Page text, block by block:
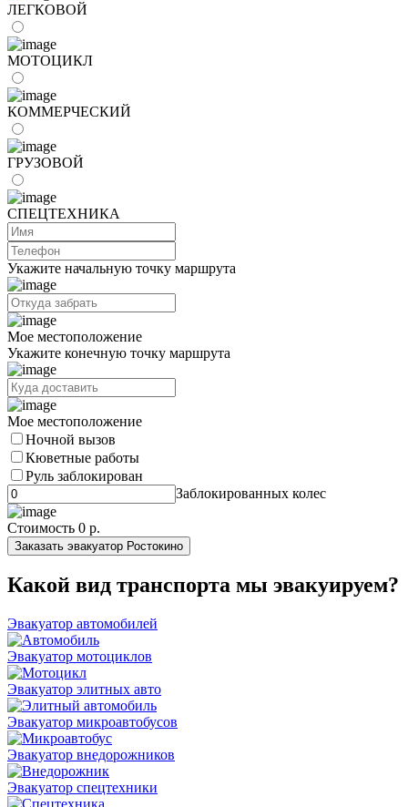
ЛЕГКОВОЙ
МОТОЦИКЛ
КОММЕРЧЕСКИЙ
ГРУЗОВОЙ
СПЕЦТЕХНИКА
Укажите начальную точку маршрута
Мое местоположение
Укажите конечную точку маршрута
Мое местоположение
Ночной вызов
Кюветные работы
Руль заблокирован
Заблокированных колес
Стоимость 0 р.
Заказать эвакуатор Ростокино
Какой вид транспорта мы эвакуируем?
Эвакуатор автомобилей
Эвакуатор мотоциклов
Эвакуатор элитных авто
Эвакуатор микроавтобусов
Эвакуатор внедорожников
Эвакуатор спецтехники